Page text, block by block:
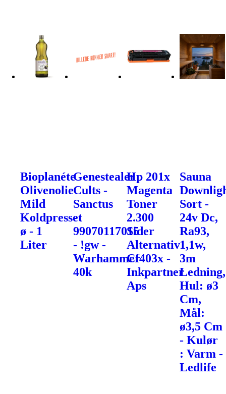
Bioplanéte
Olivenolie
Mild
Koldpresset
ø - 1
Liter
Genestealer
Cults -
Sanctus
-
99070117015
- !gw -
Warhammer
40k
Hp 201x
Magenta
Toner
2.300
Sider
Alternativ
Cf403x -
Inkpartner
Aps
Sauna
Sort -
24v Dc,
Ra93,
1,1w,
3m
Ledning,
Hul: ø3
Cm,
Mål:
ø3,5 Cm
- Kulør
: Varm -
Ledlife